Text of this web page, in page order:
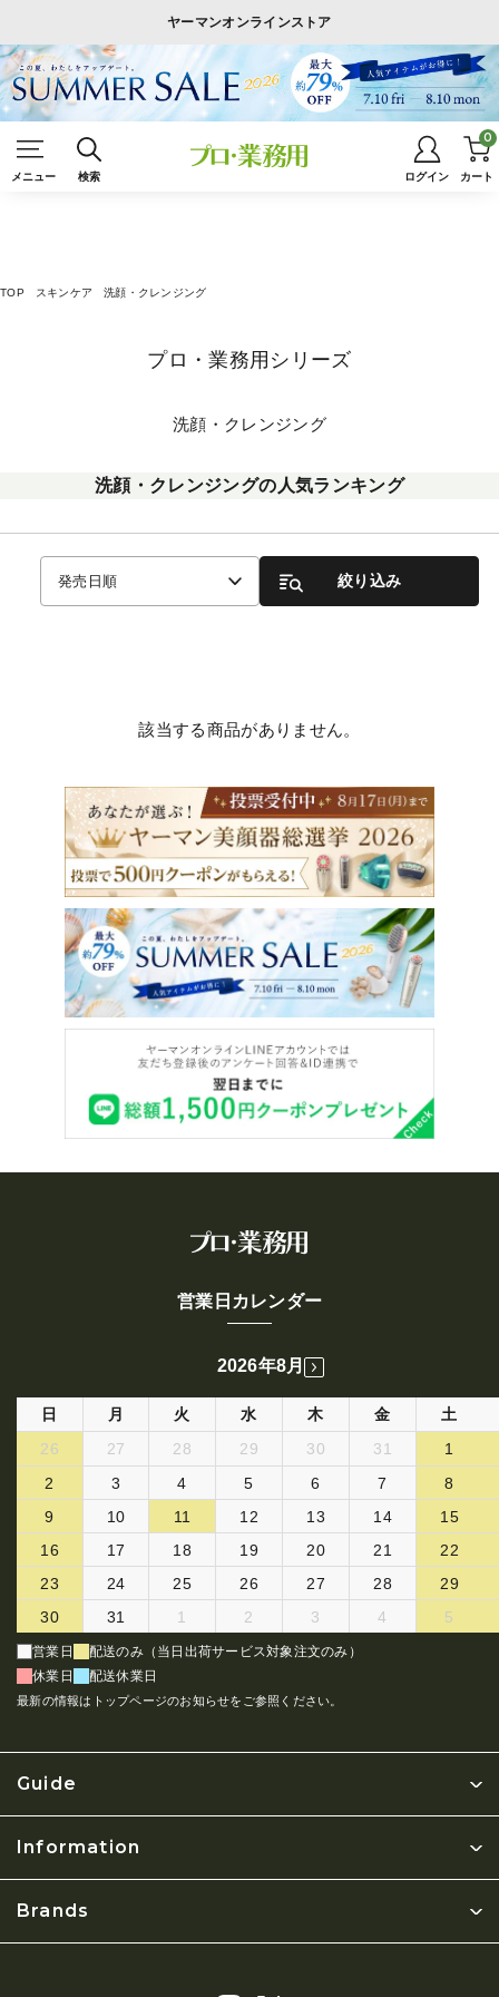
ヤーマンオンラインストア
メニュー 検索 ログイン カート
0
TOP スキンケア 洗顔・クレンジング
プロ・業務用シリーズ
洗顔・クレンジング
洗顔・クレンジングの人気ランキング
発売日順 絞り込み
該当する商品がありません。
Guide
Information
Brands
営業日カレンダー
2026年8月
日 月 火 水 木 金
土
26
27 28 29 30 31
1
2
3 4 5 6 7
8
9
10 11 12 13 14
15
16
17 18 19 20 21
22
23
24 25 26 27 28
29
30
31 1 2 3 4 5
営業日
配送のみ（当日出荷サービス対象注文のみ）
休業日
配送休業日
最新の情報はトップページのお知らせをご参照ください。